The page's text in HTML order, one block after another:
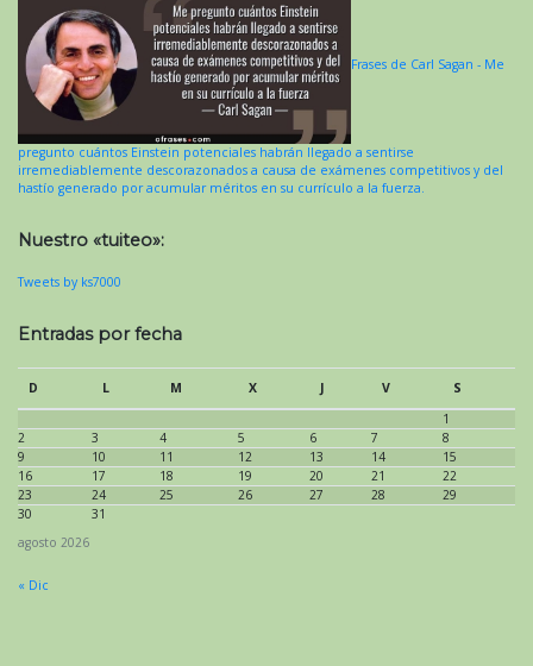
Frases de Carl Sagan - Me
pregunto cuántos Einstein potenciales habrán llegado a sentirse
irremediablemente descorazonados a causa de exámenes competitivos y del
hastío generado por acumular méritos en su currículo a la fuerza.
Nuestro «tuiteo»:
Tweets by ks7000
Entradas por fecha
agosto 2026
D L M X J V
S
1
2
3 4 5 6 7
8
9
10 11 12 13 14
15
16
17 18 19 20 21
22
23
24 25 26 27 28
29
30
31
« Dic